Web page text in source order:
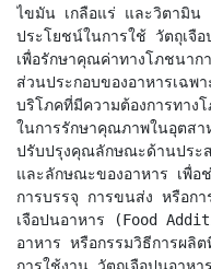
ไขมัน เกลือแร่ และวิตามิน
ประโยชน์ในการใช้ วัตถุเ
เพื่อรักษาคุณค่าทางโภชนาก
ส่วนประกอบของอาหารเฉพ
บริโภคที่มีความต้องการทาง
ในการรักษาคุณภาพในอุตส
ปรับปรุงคุณลักษณะด้านประ
และลักษณะของอาหาร เพื่อ
การบรรจุ การขนส่ง หรือกา
เจือปนอาหาร (Food
อาหาร หรือกรรมวิธีการผลิต
การใช้งาน วัตถุเจือปนอา